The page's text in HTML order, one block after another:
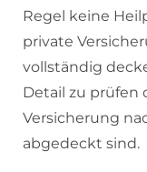
Regel keine
private
vollständig
Detail zu prüfen
Versicherung
abgedeckt sind.